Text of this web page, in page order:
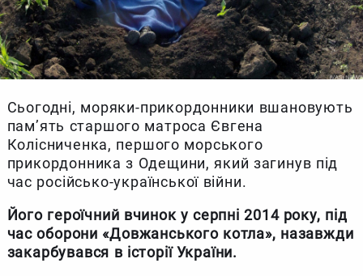
Сьогодні, моряки-прикордонники вшановують
пам’ять старшого матроса Євгена
Колісниченка, першого морського
прикордонника з Одещини, який загинув під
час російсько-української війни.
Його героїчний вчинок у серпні 2014 року, під
час оборони «Довжанського котла», назавжди
закарбувався в історії України.